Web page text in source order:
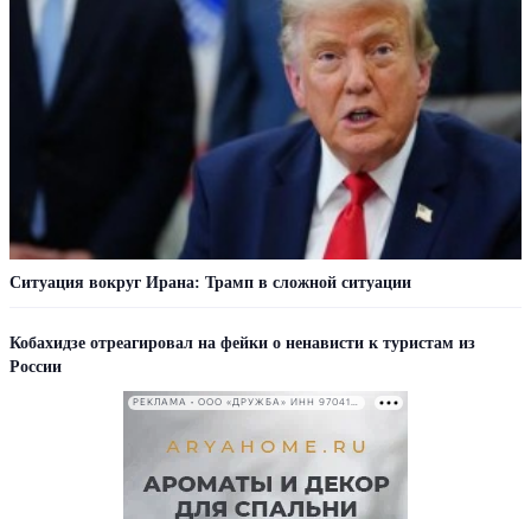
Ситуация вокруг Ирана: Трамп в сложной ситуации
Кобахидзе отреагировал на фейки о ненависти к туристам из
России
РЕКЛАМА • ООО «ДРУЖБА» ИНН 9704146411